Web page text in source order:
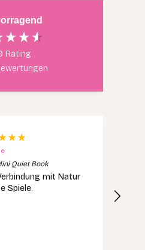
Rating
Quiet Book
mit Natur
Spiele.